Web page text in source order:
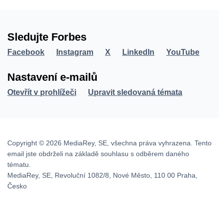
Sledujte Forbes
Facebook Instagram X LinkedIn YouTube
Nastavení e-mailů
Otevřít v prohlížeči Upravit sledovaná témata
Copyright © 2026 MediaRey, SE, všechna práva vyhrazena. Tento
email jste obdrželi na základě souhlasu s odběrem daného
tématu.
MediaRey, SE, Revoluční 1082/8, Nové Město, 110 00 Praha,
Česko